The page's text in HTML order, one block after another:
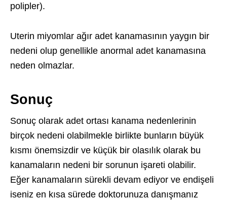
polipler).
Uterin miyomlar ağır adet kanamasının yaygın bir
nedeni olup genellikle anormal adet kanamasına
neden olmazlar.
Sonuç
Sonuç olarak adet ortası kanama nedenlerinin
birçok nedeni olabilmekle birlikte bunların büyük
kısmı önemsizdir ve küçük bir olasılık olarak bu
kanamaların nedeni bir sorunun işareti olabilir.
Eğer kanamaların sürekli devam ediyor ve endişeli
iseniz en kısa sürede doktorunuza danışmanız